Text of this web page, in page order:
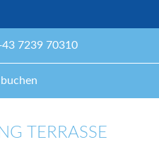
7239 70310
TERRASSE